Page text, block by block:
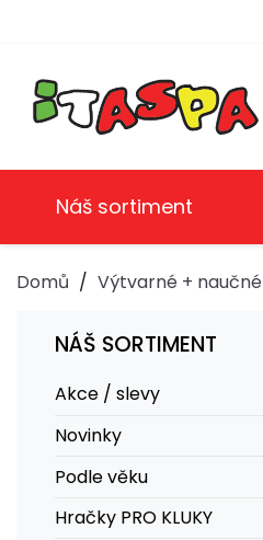
Náš sortiment
Domů Výtvarné + naučné
NÁŠ SORTIMENT
Akce / slevy
Novinky
Podle věku
Hračky PRO KLUKY